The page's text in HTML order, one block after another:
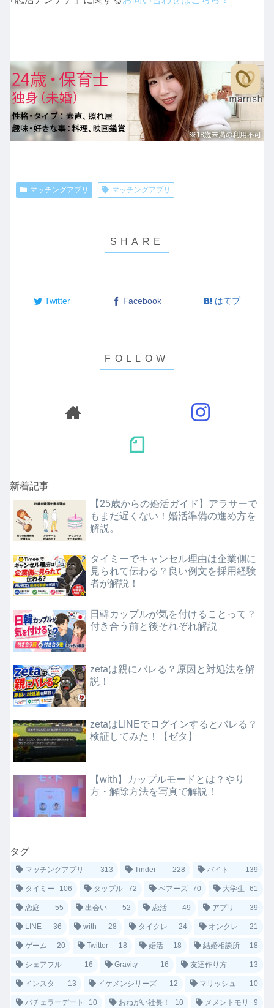
マッチングアプリ マッチングアプリ
Twitter Facebook はてブ
新着記事
【25歳からの婚活ガイド】アラサーで
もまだ遅くない！婚活準備の進め方を
解説。
タイミーでキャンセル理由は企業側に
見られて伝わる？良い例文を採用経験
者が解説！
日韓カップルが気を付けることって？
付き合う前と後それぞれ解説
zetaは親にバレる？原因と対処法を解
説！
zetaはLINEでログインするとバレる？
検証してみた！【ゼタ】
【with】カップルモードとは？やり
方・解除方法を写真で解説！
タグ
マッチングアプリ 313 Tinder 228 バイト 139
タイミー 106 タップル 72 ペアーズ 70 大学生 61
恋庭 55 出会い 52 恋活 49 アプリ 39
LINE 36 with 28 タイクレ 24 オンクレ 21
ゲーム 20 Twitter 18 婚活 18 結婚相談所 18
シェアフル 16 Gravity 16 友達作り方 13
インスタ 13 イケメンシリーズ 12 マリッシュ 10
バチェラーデート 10 おねがい社長！ 10 メメントモリ 9